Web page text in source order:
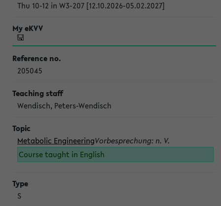
Thu 10-12 in W3-207 [12.10.2026-05.02.2027]
205045
Wendisch, Peters-Wendisch
Metabolic EngineeringVorbesprechung: n. V.
Course taught in English
S